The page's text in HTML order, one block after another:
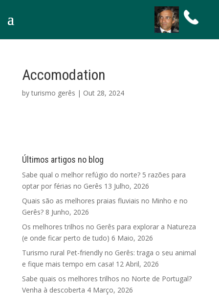
Accomodation
byturismo gerês | Out 28, 2024
Últimos artigos no blog
Sabe qual o melhor refúgio do norte? 5 razões para
optar por férias no Gerês 13 Julho, 2026
Quais são as melhores praias fluviais no Minho e no
Gerês? 8 Junho, 2026
Os melhores trilhos no Gerês para explorar a Natureza
(e onde ficar perto de tudo) 6 Maio, 2026
Turismo rural Pet-friendly no Gerês: traga o seu animal
e fique mais tempo em casa! 12 Abril, 2026
Sabe quais os melhores trilhos no Norte de Portugal?
Venha à descoberta 4 Março, 2026